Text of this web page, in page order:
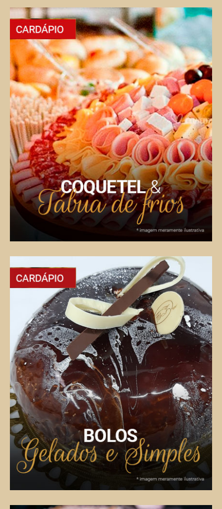
Bolos Gelados e Simples
Diversos sabores, texturas e decorações.
VER CARDÁPIO COMPLETO
Salgados para Coffee Break
Deliciosas opções salgadas para o seu coffee
break.
VER CARDÁPIO COMPLETO